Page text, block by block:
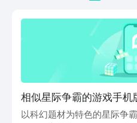
相似星际争霸的游戏手
类似星际争霸手游安卓下
以科幻题材为特色的星际争